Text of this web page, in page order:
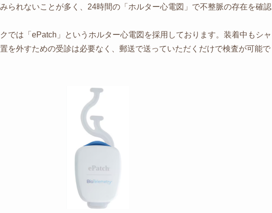
られないことが多く、24時間の「ホルター心電図」で不整脈の存在を確認
では「ePatch」というホルター心電図を採用しております。装着中もシャ
を外すための受診は必要なく、郵送で送っていただくだけで検査が可能で